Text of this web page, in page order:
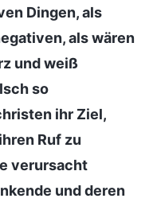
Dingen, als
als wären
und weiß
so
ihr Ziel,
Ruf zu
verursacht
und deren